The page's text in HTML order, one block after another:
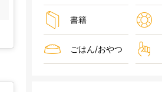
書籍
ごはん/おやつ